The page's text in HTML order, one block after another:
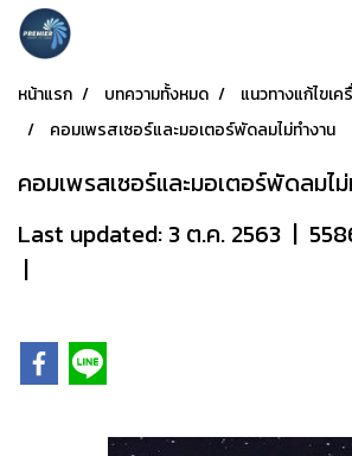
หน้าแรก บทความทั้งหมด
แนวทางแก้ไขเ
คอมเพรสเซอร์และมอเตอร์พัดลมไม่ทำงาน
คอมเพรสเซอร์และมอเตอร์พัดลมไ
Last updated: 3 ต.ค. 2563 |
|